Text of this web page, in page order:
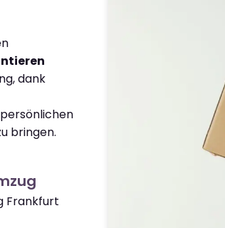
dank
bringen.
Frankfurt